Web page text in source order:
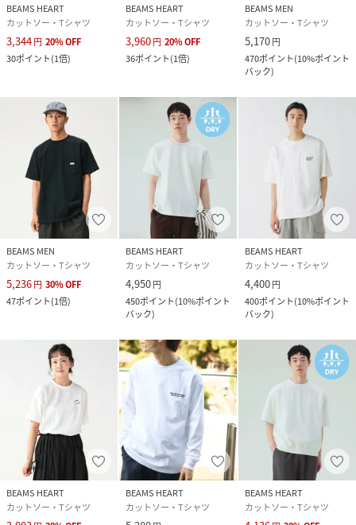
BEAMS HEART
カットソー・Tシャツ
3,344円 20%OFF
30ポイント(1倍)
BEAMS HEART
カットソー・Tシャツ
3,960円 20%OFF
36ポイント(1倍)
BEAMS MEN
カットソー・Tシャツ
5,170円
470ポイント(10%ポイント
バック)
BEAMS MEN
カットソー・Tシャツ
5,236円 30%OFF
47ポイント(1倍)
BEAMS HEART
カットソー・Tシャツ
4,950円
450ポイント(10%ポイント
バック)
BEAMS HEART
カットソー・Tシャツ
4,400円
400ポイント(10%ポイント
バック)
BEAMS HEART
カットソー・Tシャツ
BEAMS HEART
カットソー・Tシャツ
BEAMS HEART
カットソー・Tシャツ